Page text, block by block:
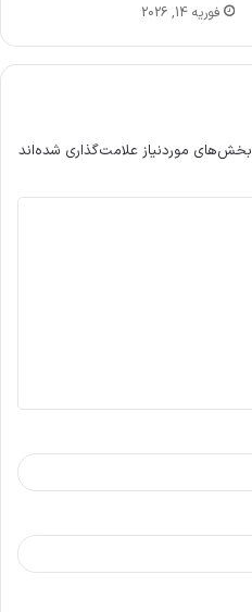
فوریه 14, 2026
بخش‌های موردنیاز علامت‌گذاری شده‌اند